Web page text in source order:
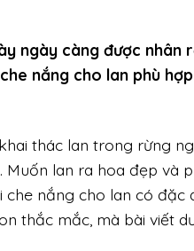
ngày càng được nhân
nắng cho lan phù
thác lan trong rừng
lan ra hoa đẹp và
nắng cho lan có đặc
thắc mắc, mà bài viết